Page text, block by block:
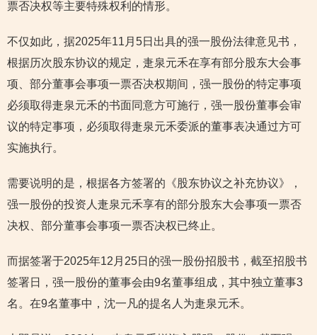
票否决权等主要特殊权利的情形。
不仅如此，据2025年11月5日出具的强一股份法律意见书，
根据历次股东协议的规定，疌泉元禾在享有部分股东大会事
项、部分董事会事项一票否决权期间，强一股份的特定事项
必须取得疌泉元禾的书面同意方可施行，强一股份董事会审
议的特定事项，必须取得疌泉元禾委派的董事表决通过方可
实施执行。
需要说明的是，根据各方签署的《股东协议之补充协议》，
强一股份的投资人疌泉元禾享有的部分股东大会事项一票否
决权、部分董事会事项一票否决权已终止。
而据签署于2025年12月25日的强一股份招股书，截至招股书
签署日，强一股份的董事会由9名董事组成，其中独立董事3
名。在9名董事中，沈一凡的提名人为疌泉元禾。